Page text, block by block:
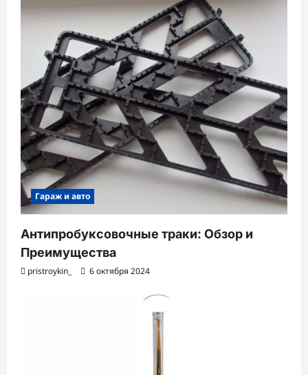
Гараж и авто
Антипробуксовочные траки: Обзор и
Преимущества
pristroykin_ 6 октября 2024